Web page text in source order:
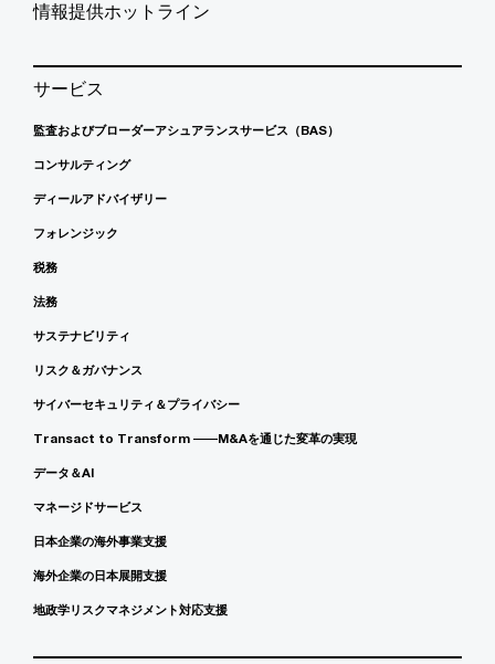
情報提供ホットライン
サービス
監査およびブローダーアシュアランスサービス（BAS）
コンサルティング
ディールアドバイザリー
フォレンジック
税務
法務
サステナビリティ
リスク＆ガバナンス
サイバーセキュリティ＆プライバシー
Transact to Transform ――M&Aを通じた変革の実現
データ＆AI
マネージドサービス
日本企業の海外事業支援
海外企業の日本展開支援
地政学リスクマネジメント対応支援